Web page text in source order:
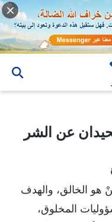
الخالق، والهدف
المخلوق،